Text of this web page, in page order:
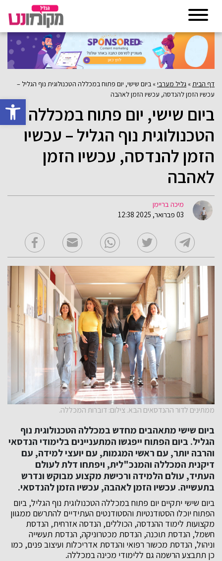
פתח
דף הבית » גליל מערבי» ביום שישי, יום פתוח במכללה הטכנולוגית נוף הגליל –
עכשיו הזמן להנדסה, עכשיו הזמן לאהבה
ביום שישי, יום פתוח במכללה
הטכנולוגית נוף הגליל – עכשיו
הזמן להנדסה, עכשיו הזמן
לאהבה
מיכה בריימן
03 פברואר, 2025 12:38
ממתינים לדור ההנדסאים הבא. צילום: דוברות המכללה.
ביום שישי מתאהבים מחדש במכללה הטכנולוגית נוף
הגליל. ביום הפתוח ייפגשו המתעניינים בלימודי הנדסאי
והרבה יותר, עם ראשי המגמות, עם יועצי למידה, עם
דיקנית המכללה והמנכ"לית, ויפתחו דלת לעולם
העתיד, עולם הלמידה ורכישת מקצוע מבוקש ונדרש
בתעשייה. עכשיו הזמן לאהבה, עכשיו הזמן להנדסאי.
ביום שישי יתקיים יום פתוח במכללה הטכנולוגית נוף הגליל, ביום
הפתוח יוכלו הסטודנטיות והסטודנטים העתידיים להתרשם ממגוון
מקצועות לימוד ההנדסה, הכוללים, הנדסה אזרחית, הנדסת
חשמל, הנדסת תוכנה, הנדסת מכטרוניקה, הנדסת תעשייה
וניהול, הנדסת מכשור רפואי והנדסת אדריכלות ועיצוב פנים, כמו
כן תתבצע הרשמה גם ללימודי מכינה במכללה.